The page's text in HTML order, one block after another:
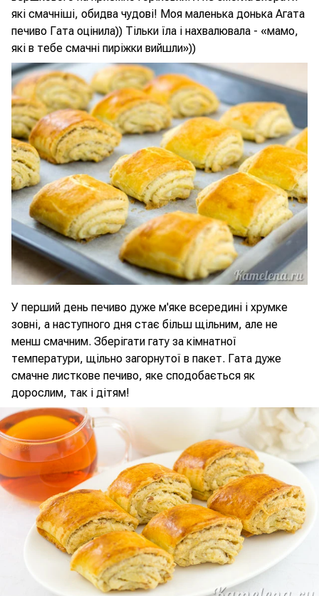
які смачніші, обидва чудові! Моя маленька донька Агата
печиво Гата оцінила)) Тільки їла і нахвалювала - «мамо,
які в тебе смачні пиріжки вийшли»))
У перший день печиво дуже м'яке всередині і хрумке
зовні, а наступного дня стає більш щільним, але не
менш смачним. Зберігати гату за кімнатної
температури, щільно загорнутої в пакет. Гата дуже
смачне листкове печиво, яке сподобається як
дорослим, так і дітям!